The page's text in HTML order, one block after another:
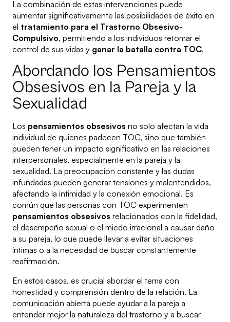
La combinación de estas intervenciones puede
aumentar significativamente las posibilidades de éxito en
el tratamiento para el Trastorno Obsesivo-
Compulsivo, permitiendo a los individuos retomar el
control de sus vidas y ganar la batalla contra TOC.
Abordando los Pensamientos
Obsesivos en la Pareja y la
Sexualidad
Los pensamientos obsesivos no solo afectan la vida
individual de quienes padecen TOC, sino que también
pueden tener un impacto significativo en las relaciones
interpersonales, especialmente en la pareja y la
sexualidad. La preocupación constante y las dudas
infundadas pueden generar tensiones y malentendidos,
afectando la intimidad y la conexión emocional. Es
común que las personas con TOC experimenten
pensamientos obsesivos relacionados con la fidelidad,
el desempeño sexual o el miedo irracional a causar daño
a su pareja, lo que puede llevar a evitar situaciones
íntimas o a la necesidad de buscar constantemente
reafirmación.
En estos casos, es crucial abordar el tema con
honestidad y comprensión dentro de la relación. La
comunicación abierta puede ayudar a la pareja a
entender mejor la naturaleza del trastorno y a buscar